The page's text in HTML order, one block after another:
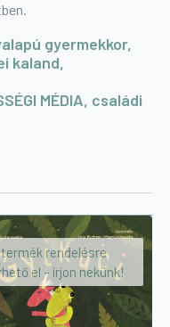
gyermekkor,
kaland,
MÉDIA, családi
termék rendelésre
el – írjon nekünk!